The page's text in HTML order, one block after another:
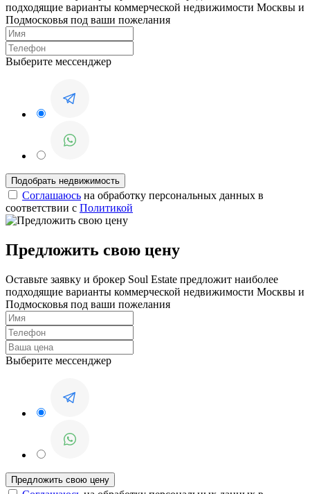
подходящие варианты коммерческой недвижимости Москвы и
Подмосковья под ваши пожелания
Выберите мессенджер
Соглашаюсь на обработку персональных данных в
соответствии с Политикой
Предложить свою цену
Оставьте заявку и брокер Soul Estate предложит наиболее
подходящие варианты коммерческой недвижимости Москвы и
Подмосковья под ваши пожелания
Выберите мессенджер